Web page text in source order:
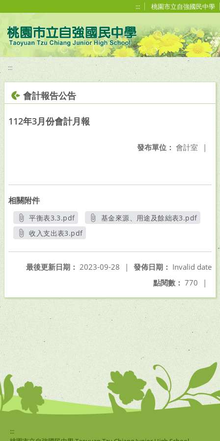
::: 桃園市立自強國民中學
:::
會計報告公告
112年3月份會計月報
發布單位： 會計室 |
相關附件
平衡表3.3.pdf
另開新視窗
基金來源、用途及餘絀表3.pdf
收入支出表3.pdf
發佈日期： Invalid date
最後更新日期： 2023-09-28
|
點閱數： 770 |
:::